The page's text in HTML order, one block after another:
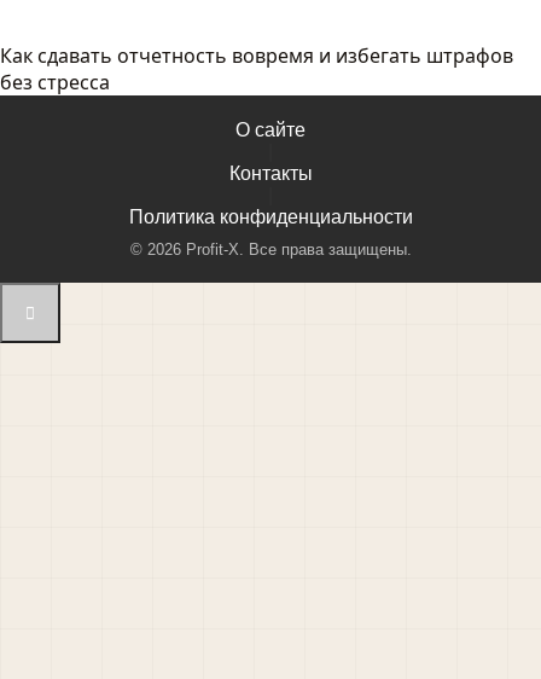
Как сдавать отчетность вовремя и избегать штрафов
без стресса
О сайте
Контакты
Политика конфиденциальности
© 2026Profit-X. Все права защищены.